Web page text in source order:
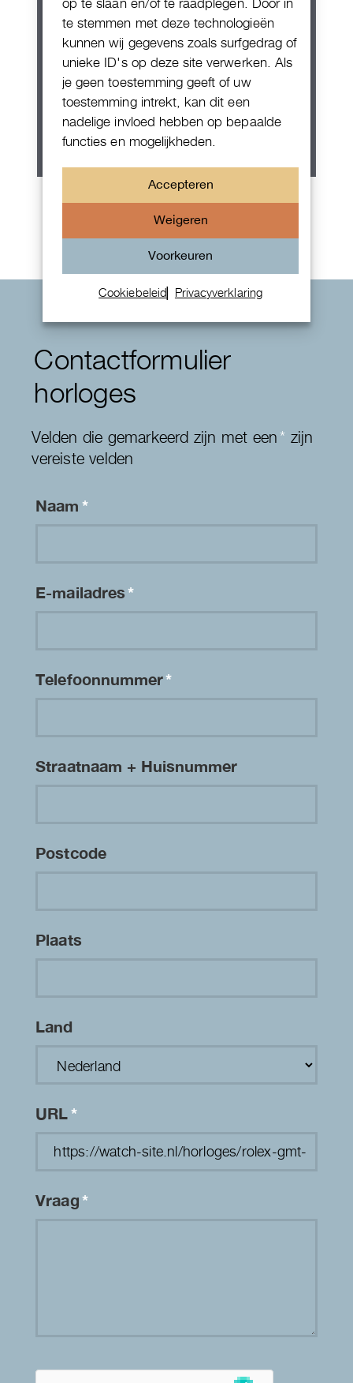
te stemmen met deze technologieën
kunnen wij gegevens zoals surfgedrag of
unieke ID's op deze site verwerken. Als
je geen toestemming geeft of uw
toestemming intrekt, kan dit een
nadelige invloed hebben op bepaalde
functies en mogelijkheden.
Accepteren
Weigeren
Voorkeuren
Cookiebeleid Privacyverklaring
Rolex Oyster Perpetual 36
Contactformulier
horloges
Velden die gemarkeerd zijn met een* zijn
vereiste velden
Naam*
E-mailadres*
Telefoonnummer*
Straatnaam + Huisnummer
Postcode
Plaats
Land
URL*
Vraag*